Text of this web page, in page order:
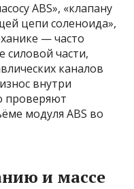
ABS», «клапану
цепи соленоида»,
— часто
силовой части,
каналов
внутри
проверяют
модуля ABS во
и массе